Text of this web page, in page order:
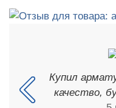
Купил
качество,